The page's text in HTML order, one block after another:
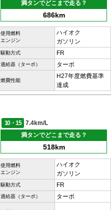
満タンでどこまで走る？
686km
使用燃料
エンジン
ハイオク
ガソリン
駆動方式 FR
過給器（ターボ） ターボ
燃費性能
H27年度燃費基準
達成
10・15
7.4km/L
満タンでどこまで走る？
518km
使用燃料
エンジン
ハイオク
ガソリン
駆動方式 FR
過給器（ターボ） ターボ